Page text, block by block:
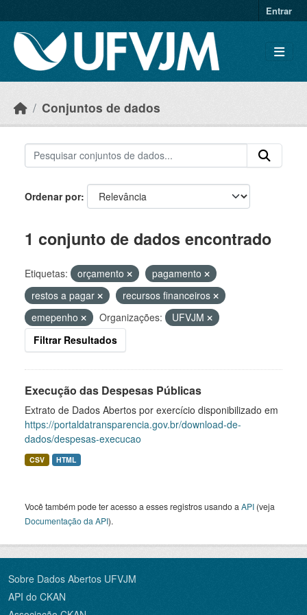
Entrar
Conjuntos de dados
Ordenar por
1 conjunto de dados encontrado
Etiquetas: orçamento
pagamento
restos a pagar
recursos financeiros
emepenho
Organizações:
UFVJM
Filtrar Resultados
Execução das Despesas Públicas
Extrato de Dados Abertos por exercício disponibilizado em
https://portaldatransparencia.gov.br/download-de-
dados/despesas-execucao
CSV HTML
Você também pode ter acesso a esses registros usando a API (veja
Documentação da API).
Sobre Dados Abertos UFVJM
API do CKAN